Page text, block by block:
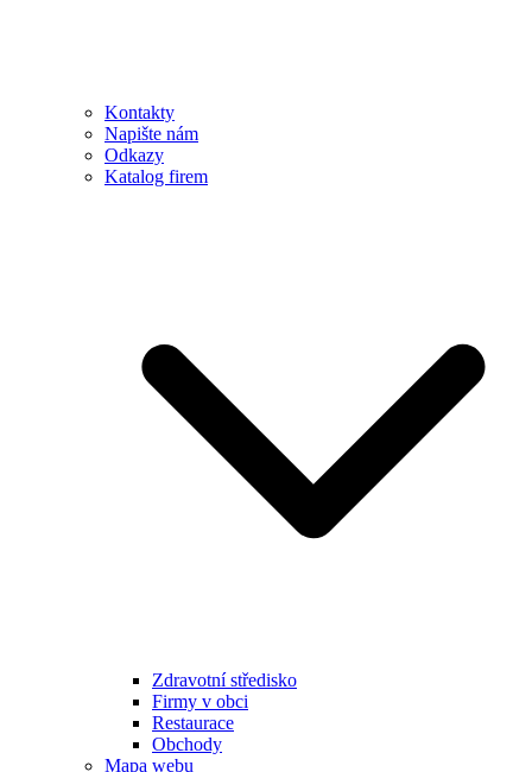
Kontakty
Napište nám
Odkazy
Katalog firem
Zdravotní středisko
Firmy v obci
Restaurace
Obchody
Mapa webu